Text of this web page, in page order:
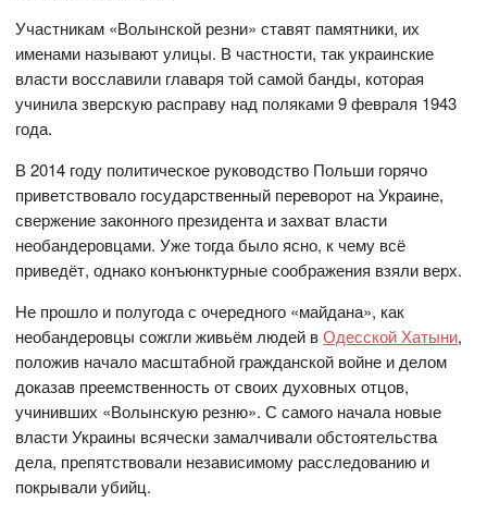
Участникам «Волынской резни» ставят памятники, их
именами называют улицы. В частности, так украинские
власти восславили главаря той самой банды, которая
учинила зверскую расправу над поляками 9 февраля 1943
года.
В 2014 году политическое руководство Польши горячо
приветствовало государственный переворот на Украине,
свержение законного президента и захват власти
необандеровцами. Уже тогда было ясно, к чему всё
приведёт, однако конъюнктурные соображения взяли верх.
Не прошло и полугода с очередного «майдана», как
необандеровцы сожгли живьём людей вОдесской Хатыни,
положив начало масштабной гражданской войне и делом
доказав преемственность от своих духовных отцов,
учинивших «Волынскую резню». С самого начала новые
власти Украины всячески замалчивали обстоятельства
дела, препятствовали независимому расследованию и
покрывали убийц.